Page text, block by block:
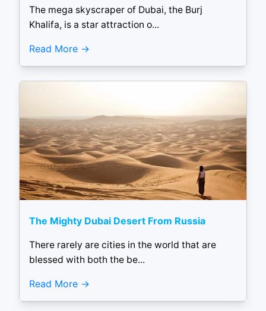
The mega skyscraper of Dubai, the Burj
Khalifa, is a star attraction o...
Read More
The Mighty Dubai Desert From Russia
There rarely are cities in the world that are
blessed with both the be...
Read More